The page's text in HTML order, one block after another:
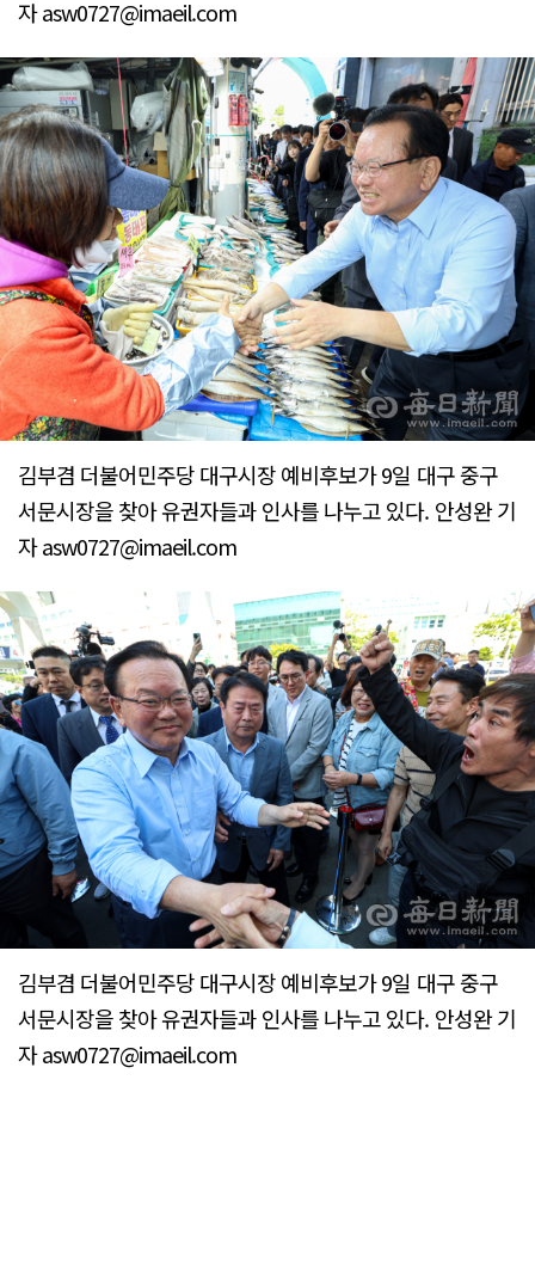
자 asw0727@imaeil.com
김부겸 더불어민주당 대구시장 예비후보가 9일 대구 중구
서문시장을 찾아 유권자들과 인사를 나누고 있다. 안성완 기
자 asw0727@imaeil.com
김부겸 더불어민주당 대구시장 예비후보가 9일 대구 중구
서문시장을 찾아 유권자들과 인사를 나누고 있다. 안성완 기
자 asw0727@imaeil.com